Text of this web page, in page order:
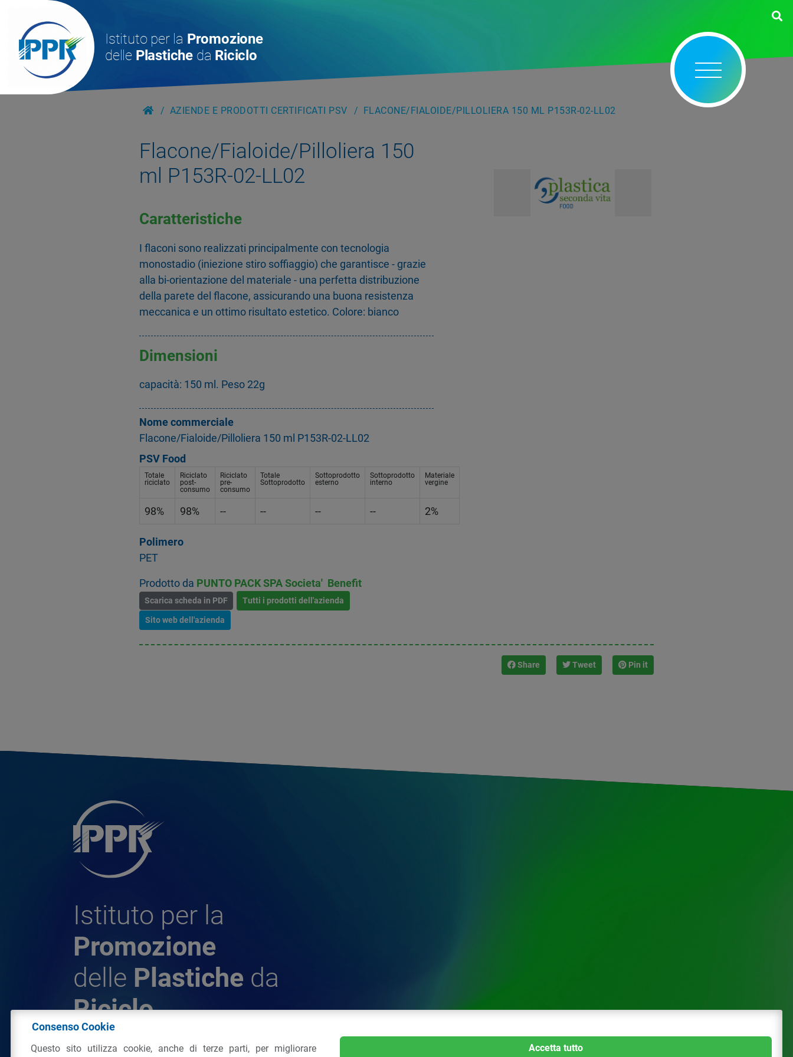
Istituto per la Promozione
delle Plastiche da Riciclo
AZIENDE E PRODOTTI CERTIFICATI PSV FLACONE/FIALOIDE/PILLOLIERA 150 ML P153R-02-LL02
Flacone/Fialoide/Pilloliera 150
ml P153R-02-LL02
Caratteristiche
I flaconi sono realizzati principalmente con tecnologia
monostadio (iniezione stiro soffiaggio) che garantisce - grazie
alla bi-orientazione del materiale - una perfetta distribuzione
della parete del flacone, assicurando una buona resistenza
meccanica e un ottimo risultato estetico. Colore: bianco
Dimensioni
capacità: 150 ml. Peso 22g
Nome commerciale
Flacone/Fialoide/Pilloliera 150 ml P153R-02-LL02
PSV Food
Totale
riciclato
Riciclato
post-
consumo
Riciclato
pre-
consumo
Totale
Sottoprodotto
Sottoprodotto
esterno
Sottoprodotto
interno
Materiale
vergine
98% 98% -- -- -- -- 2%
Polimero
PET
Prodotto da PUNTO PACK SPA Societa' Benefit
Scarica scheda in PDF Tutti i prodotti dell'azienda
Sito web dell'azienda
Share Tweet Pin it
Istituto per la
Promozione
delle Plastiche da
Riciclo
© 2026 - IPPR Istituto per la Promozione delle Plastiche
Consenso Cookie
Questo sito utilizza cookie, anche di terze parti, per migliorare
Accetta tutto